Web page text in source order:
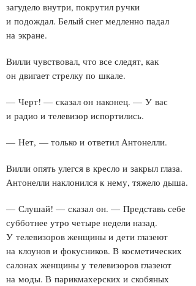
загудело внутри, покрутил ручки
и подождал. Белый снег медленно падал
на экране.
Вилли чувствовал, что все следят, как
он двигает стрелку по шкале.
— Черт! — сказал он наконец. — У вас
и радио и телевизор испортились.
— Нет, — только и ответил Антонелли.
Вилли опять улегся в кресло и закрыл глаза.
Антонелли наклонился к нему, тяжело дыша.
— Слушай! — сказал он. — Представь себе
субботнее утро четыре недели назад.
У телевизоров женщины и дети глазеют
на клоунов и фокусников. В косметических
салонах женщины у телевизоров глазеют
на моды. В парикмахерских и скобяных